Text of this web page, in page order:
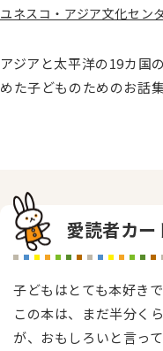
ユネスコ・アジア文化セン
アジアと太平洋の19カ国
めた子どものためのお話集
愛読者カー
子どもはとても本好き
この本は、まだ半分く
が、おもしろいと言っ